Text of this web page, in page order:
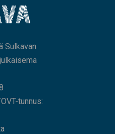
Sulkavan
tunnus: